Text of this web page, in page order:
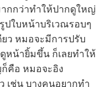
กกว่าทำให้ปากดูใหญ่
ปใบหน้าบริเวณรอบๆ
ว หมอจะมีการปรับ
หน้ายิ้มขึ้น ก็เลยทำให้
คือ หมอจะอิง
เช่น บางคนอยากทำ